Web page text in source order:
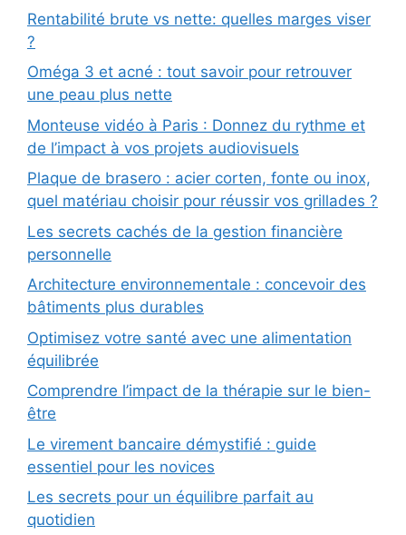
Rentabilité brute vs nette: quelles marges viser
?
Oméga 3 et acné : tout savoir pour retrouver
une peau plus nette
Monteuse vidéo à Paris : Donnez du rythme et
de l’impact à vos projets audiovisuels
Plaque de brasero : acier corten, fonte ou inox,
quel matériau choisir pour réussir vos grillades ?
Les secrets cachés de la gestion financière
personnelle
Architecture environnementale : concevoir des
bâtiments plus durables
Optimisez votre santé avec une alimentation
équilibrée
Comprendre l’impact de la thérapie sur le bien-
être
Le virement bancaire démystifié : guide
essentiel pour les novices
Les secrets pour un équilibre parfait au
quotidien